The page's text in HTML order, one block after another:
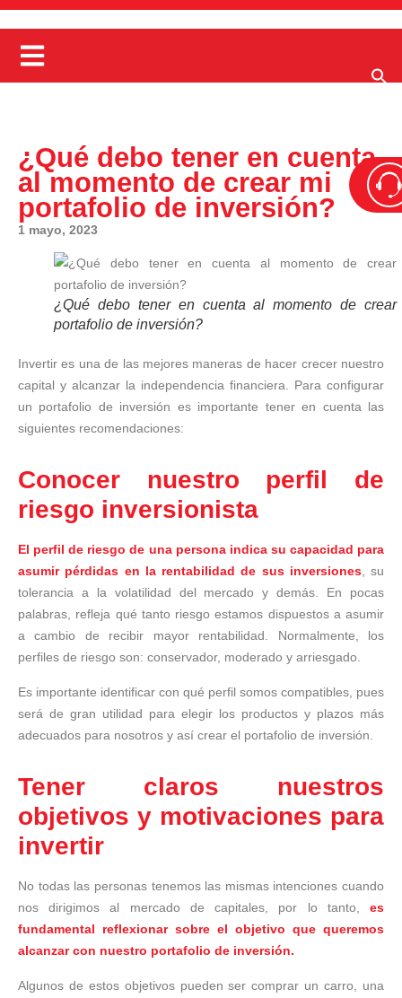
¿Qué debo tener en cuenta
al momento de crear mi
portafolio de inversión?
1 mayo, 2023
¿Qué debo tener en cuenta al momento de crear
portafolio de inversión?
Invertir es una de las mejores maneras de hacer crecer nuestro
capital y alcanzar la independencia financiera. Para configurar
un portafolio de inversión es importante tener en cuenta las
siguientes recomendaciones:
Conocer nuestro perfil de
riesgo inversionista
El perfil de riesgo de una persona indica su capacidad para
asumir pérdidas en la rentabilidad de sus inversiones, su
tolerancia a la volatilidad del mercado y demás. En pocas
palabras, refleja qué tanto riesgo estamos dispuestos a asumir
a cambio de recibir mayor rentabilidad. Normalmente, los
perfiles de riesgo son: conservador, moderado y arriesgado.
Es importante identificar con qué perfil somos compatibles, pues
será de gran utilidad para elegir los productos y plazos más
adecuados para nosotros y así crear el portafolio de inversión.
Tener claros nuestros
objetivos y motivaciones para
invertir
No todas las personas tenemos las mismas intenciones cuando
nos dirigimos al mercado de capitales, por lo tanto,
es
fundamental reflexionar sobre el objetivo que queremos
alcanzar con nuestro portafolio de inversión.
Algunos de estos objetivos pueden ser comprar un carro, una